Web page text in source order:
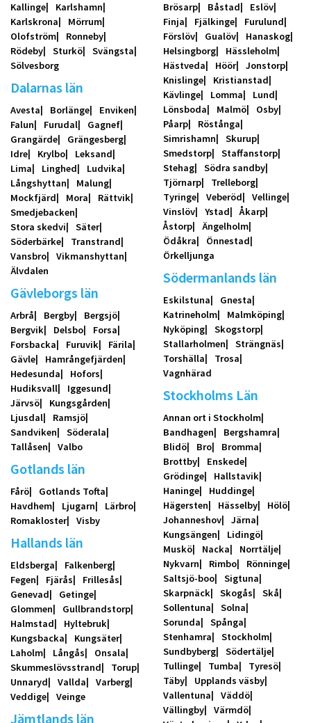
Kallinge
Karlshamn
Karlskrona
Mörrum
Olofström
Ronneby
Rödeby
Sturkö
Svängsta
Sölvesborg
Dalarnas län
Avesta Borlänge
Enviken
Falun
Furudal
Gagnef
Grangärde
Grängesberg
Idre
Krylbo
Leksand
Lima
Linghed
Ludvika
Långshyttan
Malung
Mockfjärd
Mora
Rättvik
Smedjebacken
Stora skedvi
Säter
Söderbärke
Transtrand
Vansbro
Vikmanshyttan
Älvdalen
Gävleborgs län
Arbrå Bergby
Bergsjö
Bergvik
Delsbo
Forsa
Forsbacka
Furuvik
Färila
Gävle
Hamrångefjärden
Hedesunda
Hofors
Hudiksvall
Iggesund
Järvsö
Kungsgården
Ljusdal
Ramsjö
Sandviken
Söderala
Tallåsen
Valbo
Gotlands län
Fårö
Gotlands Tofta
Havdhem
Ljugarn
Lärbro
Romakloster
Visby
Hallands län
Eldsberga
Falkenberg
Fegen
Fjärås
Frillesås
Genevad
Getinge
Glommen
Gullbrandstorp
Halmstad
Hyltebruk
Kungsbacka
Kungsäter
Laholm
Långås
Onsala
Skummeslövsstrand
Torup
Unnaryd
Vallda
Varberg
Veddige
Veinge
Jämtlands län
Brösarp
Båstad
Eslöv
Finja
Fjälkinge
Furulund
Förslöv
Gualöv
Hanaskog
Helsingborg
Hässleholm
Hästveda
Höör
Jonstorp
Knislinge
Kristianstad
Kävlinge
Lomma
Lund
Lönsboda
Malmö
Osby
Påarp
Röstånga
Simrishamn
Skurup
Smedstorp
Staffanstorp
Stehag
Södra sandby
Tjörnarp
Trelleborg
Tyringe
Veberöd
Vellinge
Vinslöv
Ystad
Åkarp
Åstorp
Ängelholm
Ödåkra
Önnestad
Örkelljunga
Södermanlands län
Eskilstuna
Gnesta
Katrineholm
Malmköping
Nyköping
Skogstorp
Stallarholmen
Strängnäs
Torshälla
Trosa
Vagnhärad
Stockholms Län
Annan ort i Stockholm
Bandhagen
Bergshamra
Blidö
Bro
Bromma
Brottby
Enskede
Grödinge
Hallstavik
Haninge
Huddinge
Hägersten
Hässelby
Hölö
Johanneshov
Järna
Kungsängen
Lidingö
Muskö
Nacka
Norrtälje
Nykvarn
Rimbo
Rönninge
Saltsjö-boo
Sigtuna
Skarpnäck
Skogås
Skå
Sollentuna
Solna
Sorunda
Spånga
Stenhamra
Stockholm
Sundbyberg
Södertälje
Tullinge
Tumba
Tyresö
Täby
Upplands väsby
Vallentuna
Väddö
Vällingby
Värmdö